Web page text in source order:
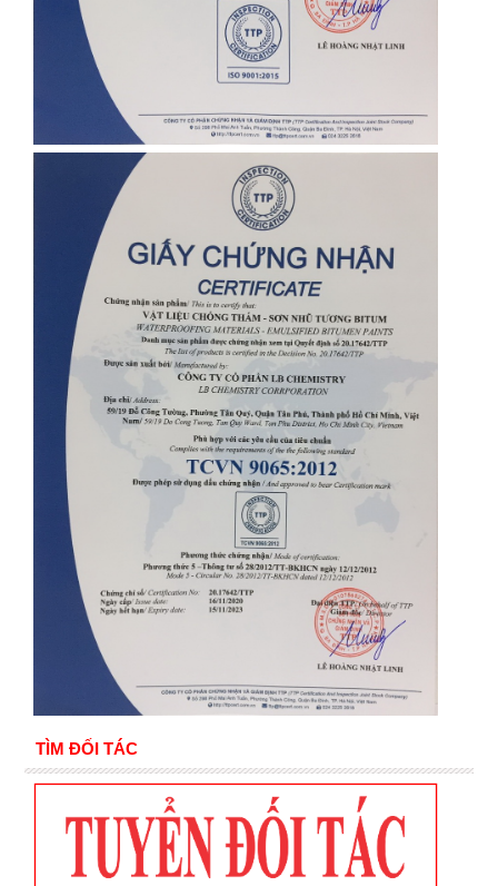
TÌM ĐỐI TÁC